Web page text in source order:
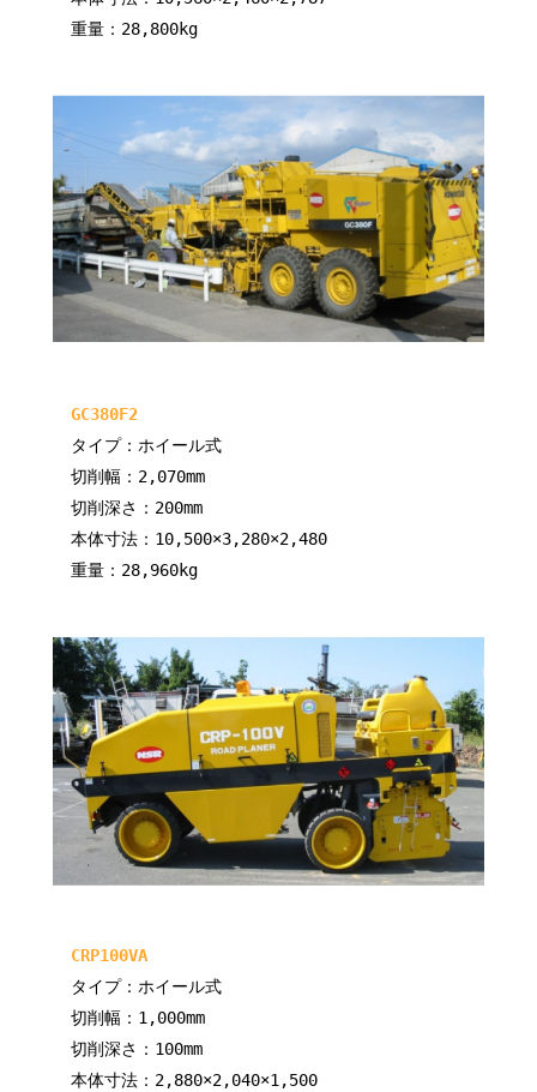
重量：28,800kg
GC380F2
タイプ：ホイール式
切削幅：2,070mm
切削深さ：200mm
本体寸法：10,500×3,280×2,480
重量：28,960kg
CRP100VA
タイプ：ホイール式
切削幅：1,000mm
切削深さ：100mm
本体寸法：2,880×2,040×1,500